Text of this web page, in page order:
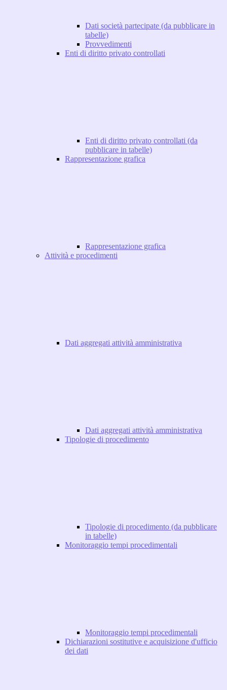
Dati società partecipate (da pubblicare in
tabelle)
Provvedimenti
Enti di diritto privato controllati
Enti di diritto privato controllati (da
pubblicare in tabelle)
Rappresentazione grafica
Rappresentazione grafica
Attività e procedimenti
Dati aggregati attività amministrativa
Dati aggregati attività amministrativa
Tipologie di procedimento
Tipologie di procedimento (da pubblicare
in tabelle)
Monitoraggio tempi procedimentali
Monitoraggio tempi procedimentali
Dichiarazioni sostitutive e acquisizione d'ufficio
dei dati